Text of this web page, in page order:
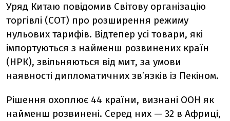
Уряд Китаю повідомив Світову організацію
торгівлі (СОТ) про розширення режиму
нульових тарифів. Відтепер усі товари, які
імпортуються з найменш розвинених країн
(НРК), звільняються від мит, за умови
наявності дипломатичних зв’язків із Пекіном.
Рішення охоплює 44 країни, визнані ООН як
найменш розвинені. Серед них — 32 в Африці,